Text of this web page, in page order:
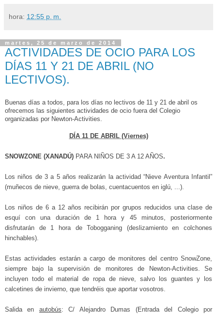
hora: 12:55 p. m.
martes, 25 de marzo de 2014
ACTIVIDADES DE OCIO PARA LOS
DÍAS 11 Y 21 DE ABRIL (NO
Buenas días a todos, para los días no lectivos de 11 y 21 de abril os
ofrecemos las siguientes actividades de ocio fuera del Colegio
organizadas por Newton-Activities.
DÍA 11 DE ABRIL (Viernes)
SNOWZONE (XANADÚ) PARA NIÑOS DE 3 A 12 AÑOS.
Los niños de 3 a 5 años realizarán la actividad “Nieve Aventura Infantil”
(muñecos de nieve, guerra de bolas, cuentacuentos en iglú, ...).
Los niños de 6 a 12 años recibirán por grupos reducidos una clase de
esquí con una duración de 1 hora y 45 minutos, posteriormente
disfrutarán de 1 hora de Tobogganing (deslizamiento en colchones
hinchables).
Estas actividades estarán a cargo de monitores del centro SnowZone,
siempre bajo la supervisión de monitores de Newton-Activities. Se
incluyen todo el material de ropa de nieve, salvo los guantes y los
calcetines de invierno, que tendréis que aportar vosotros.
Salida en autobús: C/ Alejandro Dumas (Entrada del Colegio por